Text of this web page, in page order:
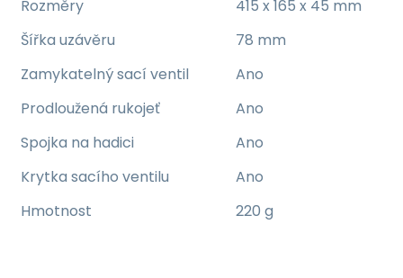
Rozměry
415 x 165 x 45 mm
Šířka uzávěru
78 mm
Zamykatelný sací ventil
Ano
Prodloužená rukojeť
Ano
Spojka na hadici
Ano
Krytka sacího ventilu
Ano
Hmotnost
220 g